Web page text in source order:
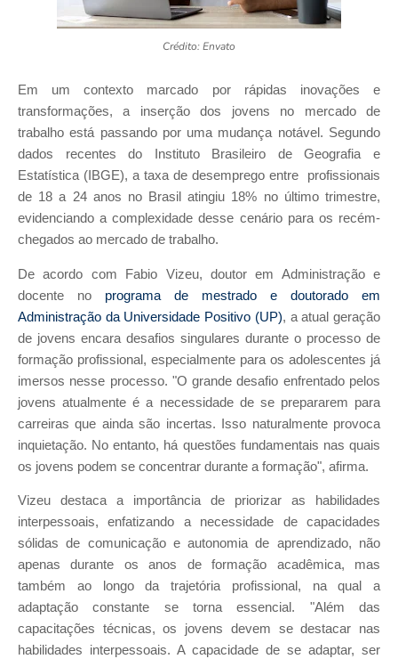
Crédito: Envato
Em um contexto marcado por rápidas inovações e
transformações, a inserção dos jovens no mercado de
trabalho está passando por uma mudança notável. Segundo
dados recentes do Instituto Brasileiro de Geografia e
Estatística (IBGE), a taxa de desemprego entre profissionais
de 18 a 24 anos no Brasil atingiu 18% no último trimestre,
evidenciando a complexidade desse cenário para os recém-
chegados ao mercado de trabalho.
De acordo com Fabio Vizeu, doutor em Administração e
docente no programa de mestrado e doutorado em
Administração da Universidade Positivo (UP), a atual geração
de jovens encara desafios singulares durante o processo de
formação profissional, especialmente para os adolescentes já
imersos nesse processo. "O grande desafio enfrentado pelos
jovens atualmente é a necessidade de se prepararem para
carreiras que ainda são incertas. Isso naturalmente provoca
inquietação. No entanto, há questões fundamentais nas quais
os jovens podem se concentrar durante a formação", afirma.
Vizeu destaca a importância de priorizar as habilidades
interpessoais, enfatizando a necessidade de capacidades
sólidas de comunicação e autonomia de aprendizado, não
apenas durante os anos de formação acadêmica, mas
também ao longo da trajetória profissional, na qual a
adaptação constante se torna essencial. "Além das
capacitações técnicas, os jovens devem se destacar nas
habilidades interpessoais. A capacidade de se adaptar, ser